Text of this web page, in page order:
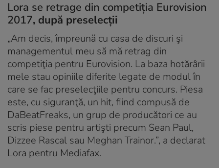
Lora se retrage din competiția Eurovision
2017, după preselecții
„Am decis, împreună cu casa de discuri şi
managementul meu să mă retrag din
competiţia pentru Eurovision. La baza hotărârii
mele stau opiniile diferite legate de modul în
care se fac preselecţiile pentru concurs. Piesa
este, cu siguranţă, un hit, fiind compusă de
DaBeatFreaks, un grup de producători ce au
scris piese pentru artişti precum Sean Paul,
Dizzee Rascal sau Meghan Trainor.”, a declarat
Lora pentru Mediafax.